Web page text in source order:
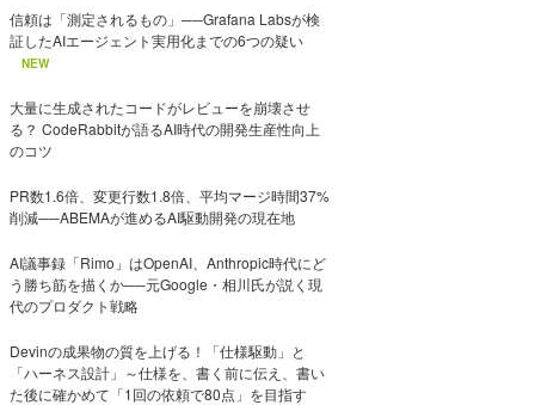
信頼は「測定されるもの」──Grafana Labsが検
証したAIエージェント実用化までの6つの疑い
NEW
大量に生成されたコードがレビューを崩壊させ
る？ CodeRabbitが語るAI時代の開発生産性向上
のコツ
PR数1.6倍、変更行数1.8倍、平均マージ時間37%
削減──ABEMAが進めるAI駆動開発の現在地
AI議事録「Rimo」はOpenAI、Anthropic時代にど
う勝ち筋を描くか──元Google・相川氏が説く現
代のプロダクト戦略
Devinの成果物の質を上げる！「仕様駆動」と
「ハーネス設計」～仕様を、書く前に伝え、書い
た後に確かめて「1回の依頼で80点」を目指す